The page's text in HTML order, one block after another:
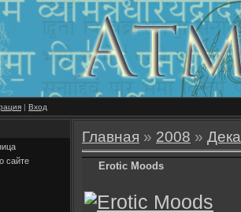
| Вход
сайте
Главная » 2008 »
Erotic Moods